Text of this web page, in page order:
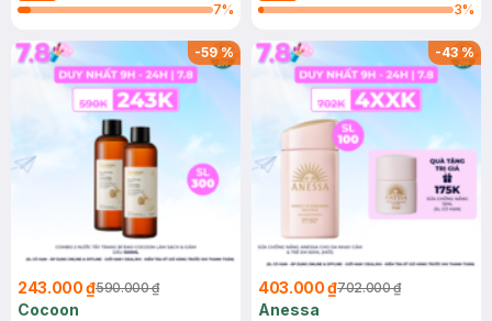
7%
3%
-59%
243.000 ₫590.000 ₫
Cocoon
-43%
403.000 ₫702.000 ₫
Anessa